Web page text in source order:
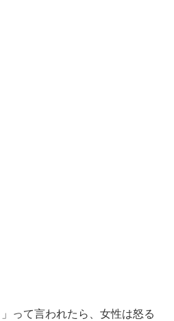
」って言われたら、女性は怒る